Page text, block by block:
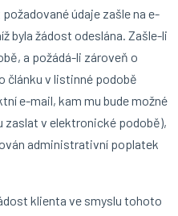
údaje zašle na e-
byla žádost odeslána. Zašle-li
a požádá-li zároveň o
článku v listinné podobě
e-mail, kam mu bude možné
zaslat v elektronické podobě),
administrativní poplatek
klienta ve smyslu tohoto